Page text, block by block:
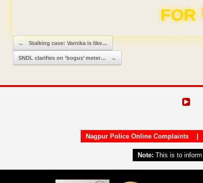
FOR
Post navigation
← Stalking case: Varnika is like…
SNDL clarifies on ‘bogus’ meter… →
Nagpur Police Online Complaints|
Note: This is to